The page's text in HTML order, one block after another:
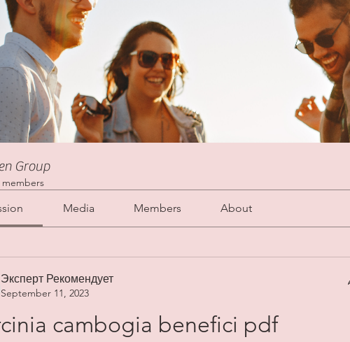
Group
members
Media Members About
Эксперт Рекомендует
September 11, 2023
cambogia benefici pdf